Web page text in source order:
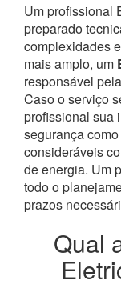
Um profissional
preparado
complexidades
mais amplo, um
responsável
Caso o serviço
profissional sua
segurança
consideráveis
de energia. Um
todo o
prazos
Qual